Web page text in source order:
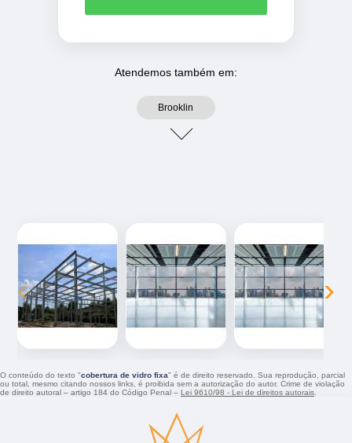
Atendemos também em:
Brooklin
‹ ›
O conteúdo do texto "cobertura de vidro fixa" é de direito reservado. Sua reprodução, parcial
ou total, mesmo citando nossos links, é proibida sem a autorização do autor. Crime de violação
de direito autoral – artigo 184 do Código Penal – Lei 9610/98 - Lei de direitos autorais